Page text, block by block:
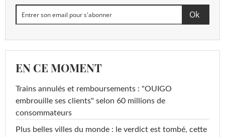
EN CE MOMENT
Trains annulés et remboursements : "OUIGO
embrouille ses clients" selon 60 millions de
consommateurs
Plus belles villes du monde : le verdict est tombé, cette